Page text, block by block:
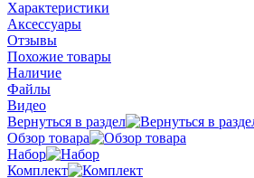
Характеристики
Аксессуары
Отзывы
Похожие товары
Наличие
Файлы
Видео
Вернуться в раздел
Обзор товара
Набор
Комплект